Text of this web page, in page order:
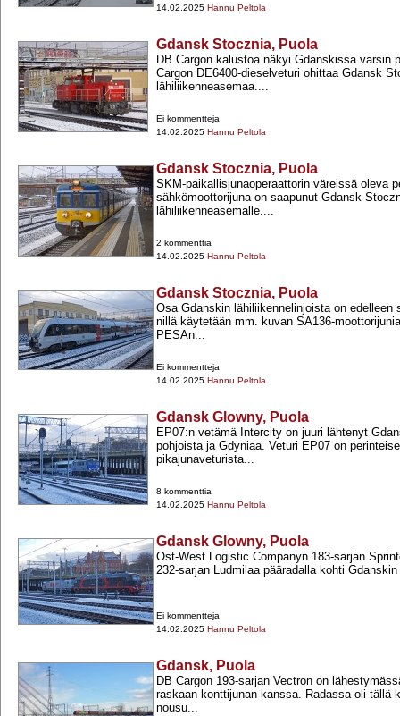
14.02.2025 Hannu Peltola
Gdansk Stocznia, Puola
DB Cargon kalustoa näkyi Gdanskissa varsin
Cargon DE6400-​dieselveturi ohittaa Gdansk
lähiliikenneasemaa....
Ei kommentteja
14.02.2025 Hannu Peltola
Gdansk Stocznia, Puola
SKM-​paikallisjunaoperaattorin väreissä oleva
sähkömoottorijuna on saapunut Gdansk
lähiliikenneasemalle....
2 kommenttia
14.02.2025 Hannu Peltola
Gdansk Stocznia, Puola
Osa Gdanskin lähiliikennelinjoista on edelleen
nillä käytetään mm. kuvan SA136-​
PESAn...
Ei kommentteja
14.02.2025 Hannu Peltola
Gdansk Glowny, Puola
EP07:n vetämä Intercity on juuri lähtenyt
pohjoista ja Gdyniaa. Veturi EP07 on
pikajunaveturista...
8 kommenttia
14.02.2025 Hannu Peltola
Gdansk Glowny, Puola
Ost-​West Logistic Companyn 183-​sarjan
232-​sarjan Ludmilaa pääradalla kohti
Ei kommentteja
14.02.2025 Hannu Peltola
Gdansk, Puola
DB Cargon 193-​sarjan Vectron on
raskaan konttijunan kanssa. Radassa oli tällä
nousu...